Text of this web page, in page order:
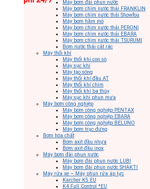
Máy bơm đài phun nước
Máy bơm chìm nước thải FRANKLIN
Máy bơm chìm nước thải Showfou
Máy bơm hầm mỏ
Máy bơm chìm nước thải PERONI
Máy bơm chìm nước thải EBARA
Máy bơm chìm nước thải TSURUMI
Bơm nước thải cắt rác
Máy thổi khí
Máy thổi khí con sò
Máy sục khí
Máy tạo sóng
Máy thổi khí đầu AT
Máy thổi khí chìm
Máy thổi khí ba thùy
Máy sục khí phun mưa
Máy bơm công nghiệp
Máy bơm công nghiệp PENTAX
Máy bơm công nghiệp EBARA
Máy bơm công nghiệp BELUNO
Máy bơm trục đứng
Bơm hóa chất
Bơm axit đầu nhựa
Bơm axit đầu inox
Máy bơm đài phun nước
Máy bơm đài phun nước LUBI
Máy bơm đài phun nước SHAKTI
Máy rửa xe – Máy phun rửa áp lực
Karcher K5 EU
K4 Full Control *EU